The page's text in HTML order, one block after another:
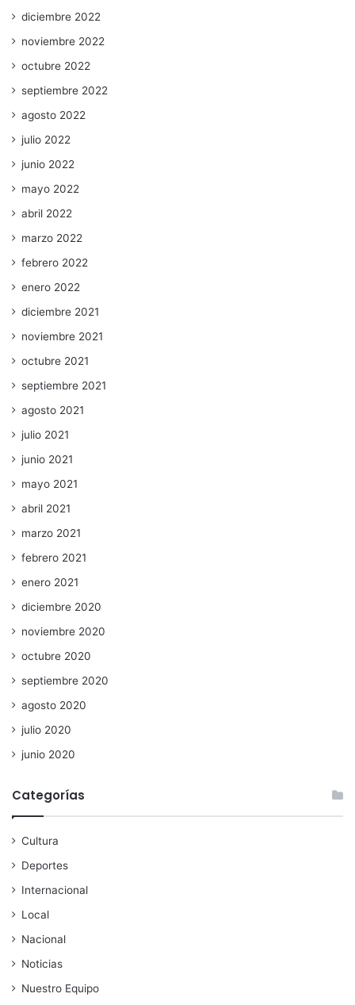
diciembre 2022
noviembre 2022
octubre 2022
septiembre 2022
agosto 2022
julio 2022
junio 2022
mayo 2022
abril 2022
marzo 2022
febrero 2022
enero 2022
diciembre 2021
noviembre 2021
octubre 2021
septiembre 2021
agosto 2021
julio 2021
junio 2021
mayo 2021
abril 2021
marzo 2021
febrero 2021
enero 2021
diciembre 2020
noviembre 2020
octubre 2020
septiembre 2020
agosto 2020
julio 2020
junio 2020
Categorías
Cultura
Deportes
Internacional
Local
Nacional
Noticias
Nuestro Equipo